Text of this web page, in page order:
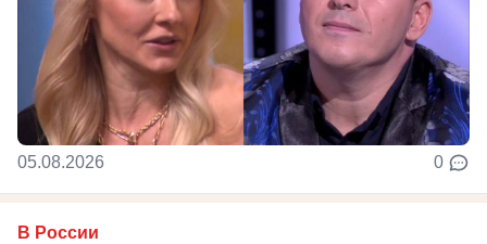
05.08.2026 0
В России